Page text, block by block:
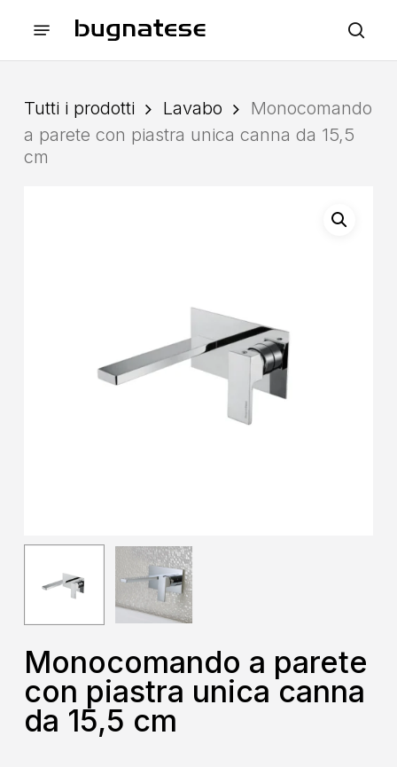
Menu
Tutti i prodotti Lavabo
Monocomando
a parete con piastra unica canna da 15,5
cm
Monocomando a parete
con piastra unica canna
da 15,5 cm